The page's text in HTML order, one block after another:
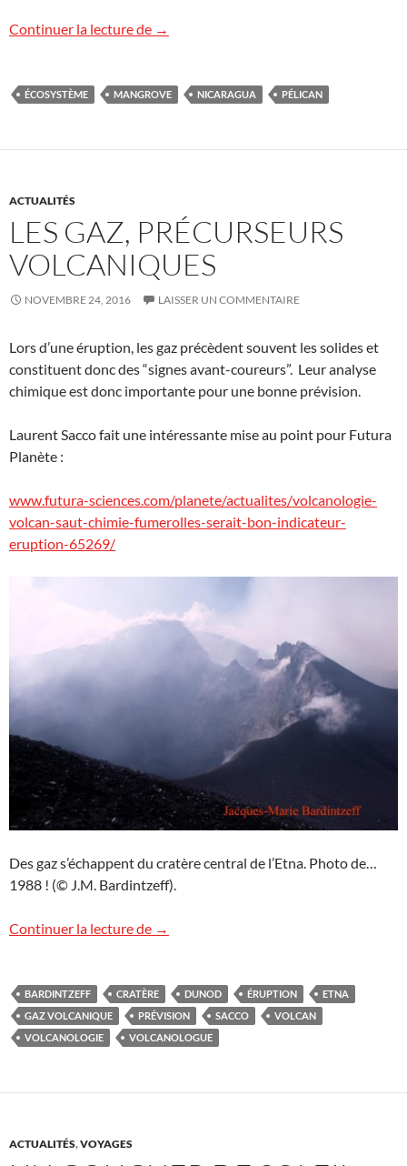
Continuer la lecture de Heureux comme un pélican dans la
→
ÉCOSYSTÈME MANGROVE NICARAGUA PÉLICAN
ACTUALITÉS
LES GAZ, PRÉCURSEURS
VOLCANIQUES
NOVEMBRE 24, 2016 LAISSER UN COMMENTAIRE
Lors d’une éruption, les gaz précèdent souvent les solides et
constituent donc des “signes avant-coureurs”. Leur analyse
chimique est donc importante pour une bonne prévision.
Laurent Sacco fait une intéressante mise au point pour Futura
Planète :
www.futura-sciences.com/planete/actualites/volcanologie-
volcan-saut-chimie-fumerolles-serait-bon-indicateur-
eruption-65269/
Des gaz s’échappent du cratère central de l’Etna. Photo de…
1988 ! (© J.M. Bardintzeff).
Continuer la lecture de Les gaz, précurseurs volcaniques
→
BARDINTZEFF CRATÈRE DUNOD ÉRUPTION
ETNA
GAZ VOLCANIQUE
PRÉVISION SACCO
VOLCAN
VOLCANOLOGIE
VOLCANOLOGUE
ACTUALITÉS,VOYAGES